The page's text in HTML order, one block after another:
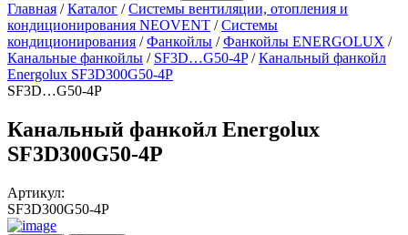
Главная / Каталог / Системы вентиляции, отопления и
кондиционирования NEOVENT / Системы
кондиционирования / Фанкойлы / Фанкойлы ENERGOLUX /
Канальные фанкойлы / SF3D…G50-4P / Канальный фанкойл
Energolux SF3D300G50-4P
SF3D…G50-4P
Канальный фанкойл Energolux
SF3D300G50-4P
Артикул:
SF3D300G50-4P